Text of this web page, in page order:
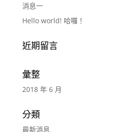
消息一
Hello world! 哈囉！
近期留言
彙整
2018 年 6 月
分類
最新消息